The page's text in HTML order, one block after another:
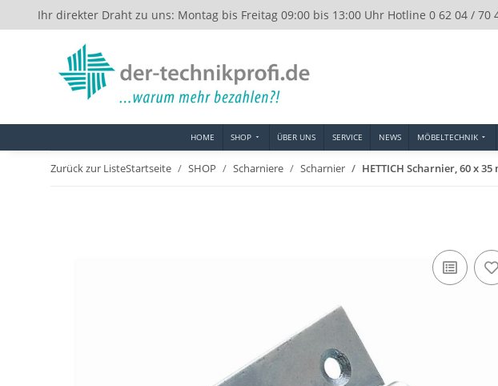
Ihr direkter Draht zu uns: Montag bis Freitag 09:00 bis 13:00 Uhr Hotline 0 62 04 / 70
HOME SHOP ÜBER UNS SERVICE NEWS MÖBELTECHNIK
Zurück zur ListeStartseite SHOP Scharniere Scharnier HETTICH Scharnier, 60 x